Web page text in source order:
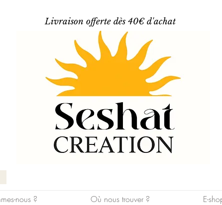
Livraison offerte dès 40€ d'achat
nous ? Où nous trouver ? E-